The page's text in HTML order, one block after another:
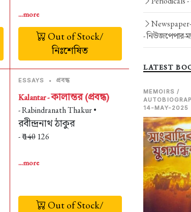
...more
Out of Stock/
নিঃশেষিত
ESSAYS • প্রবন্ধ
Kalantar -কালান্তর (প্রবন্ধ)
- Rabindranath Thakur •
রবীন্দ্রনাথ ঠাকুর
- ₹140126
...more
Out of Stock/
-নিউজপেপার-
LATEST
MEMOIRS /
14-MAY-2025